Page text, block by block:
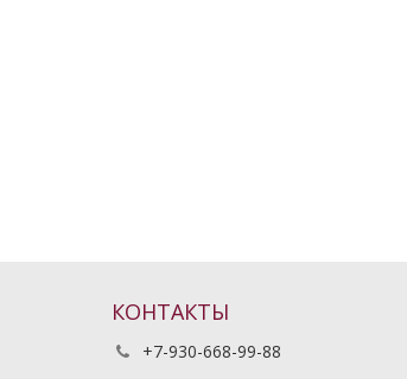
КОНТАКТЫ
+7-930-668-99-88